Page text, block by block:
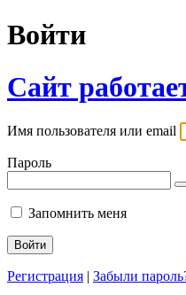
Войти
Сайт
Имя пользователя или email
Пароль
Запомнить меня
Регистрация | Забыли